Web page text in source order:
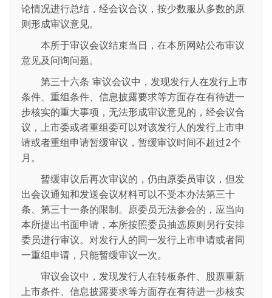
论情况进行总结，经会议合议，按少数服从多数的原
则形成审议意见。
本所于审议会议结束当日，在本所网站公布审议
意见及问询问题。
第三十六条 审议会议中，发现发行人在发行上市
条件、重组条件、信息披露要求等方面存在有待进一
步核实的重大事项，无法形成审议意见的，经会议合
议，上市委或者重组委可以对该发行人的发行上市申
请或者重组申请暂缓审议，暂缓审议时间不超过2个
月。
暂缓审议后再次审议的，仍由原委员审议，但发
出会议通知和发送会议材料可以不受本办法第三十
条、第三十一条的限制。原委员无法参会的，应当向
本所提出书面申请，本所按照委员抽选原则另行安排
委员进行审议。对发行人的同一发行上市申请或者同
一重组申请，只能暂缓审议一次。
审议会议中，发现发行人在转板条件、股票重新
上市条件、信息披露要求等方面存在有待进一步核实